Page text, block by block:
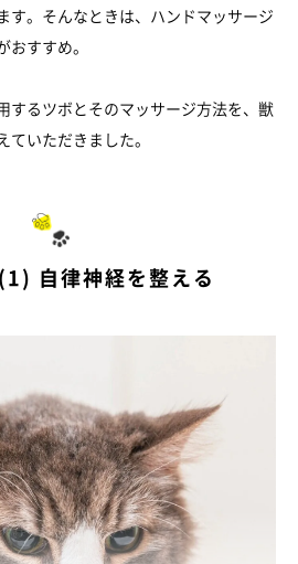
す。そんなときは、ハンドマッサージ
すすめ。
するツボとそのマッサージ方法を、獣
いただきました。
自律神経を整える